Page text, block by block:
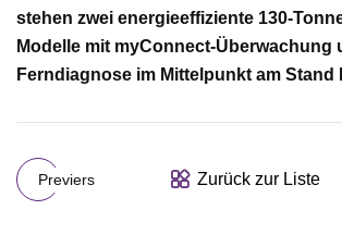
stehen zwei energieeffiziente 130-
Modelle mit myConnect-Überwachung
Ferndiagnose im Mittelpunkt am Stand
Previers Zurück zur Liste